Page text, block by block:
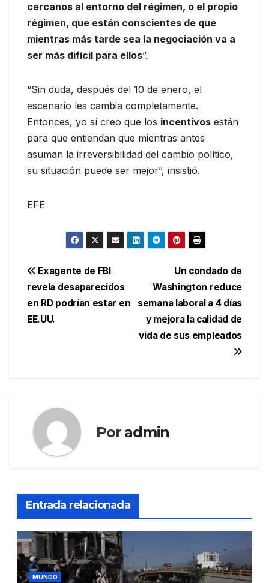
cercanos al entorno del régimen, o el propio
régimen, que están conscientes de que
mientras más tarde sea la negociación va a
ser más difícil para ellos”.
“Sin duda, después del 10 de enero, el
escenario les cambia completamente.
Entonces, yo sí creo que los incentivos están
para que entiendan que mientras antes
asuman la irreversibilidad del cambio político,
su situación puede ser mejor”, insistió.
EFE
Navegación
de
entradas
Un condado de
Washington reduce
semana laboral a 4 días
y mejora la calidad de
vida de sus empleados
Exagente de FBI
revela desaparecidos
en RD podrían estar en
EE.UU.
Por admin
Entrada relacionada
MUNDO